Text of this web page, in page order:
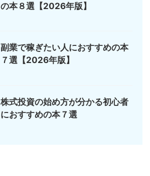
の本８選【2026年版】
副業で稼ぎたい人におすすめの本
７選【2026年版】
株式投資の始め方が分かる初心者
におすすめの本７選